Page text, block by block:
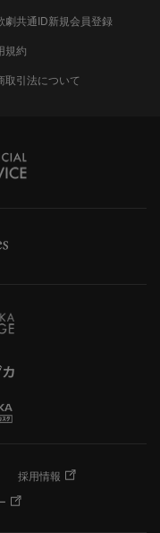
劇共通ID新規会員登録
規約
取引法について
採用情報